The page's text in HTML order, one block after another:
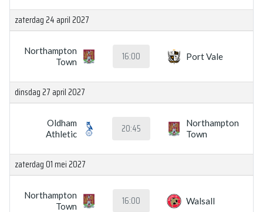
zaterdag 24 april 2027
Northampton
Town
16:00 Port Vale
dinsdag 27 april 2027
Oldham
Athletic
20:45
Northampton
Town
zaterdag 01 mei 2027
Northampton
Town
16:00 Walsall